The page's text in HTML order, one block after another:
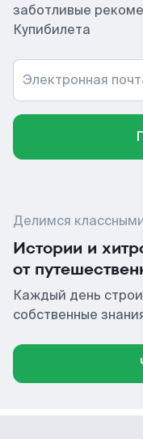
заботливые
Купибилета
Электронная
Делимся
Истории и
от
Каждый день
собственные